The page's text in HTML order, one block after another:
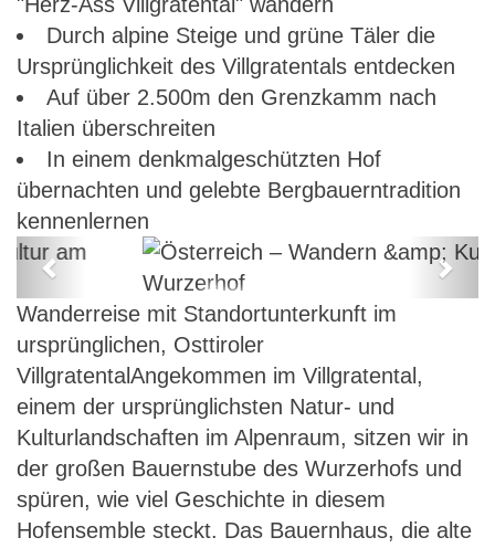
Durch alpine Steige und grüne Täler die
Ursprünglichkeit des Villgratentals entdecken
Auf über 2.500m den Grenzkamm nach
Italien überschreiten
In einem denkmalgeschützten Hof
übernachten und gelebte Bergbauerntradition
kennenlernen
Österreich – Wandern & Kultur am
Wurzerhof
Previous Next
Wanderreise mit Standortunterkunft im
ursprünglichen, Osttiroler
VillgratentalAngekommen im Villgratental,
einem der ursprünglichsten Natur- und
Kulturlandschaften im Alpenraum, sitzen wir in
der großen Bauernstube des Wurzerhofs und
spüren, wie viel Geschichte in diesem
Hofensemble steckt. Das Bauernhaus, die alte